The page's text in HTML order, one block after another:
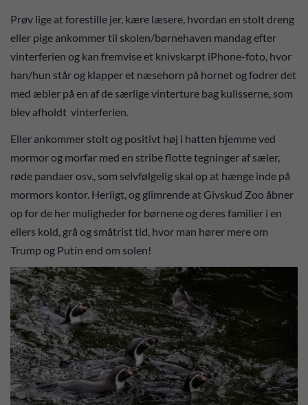
Prøv lige at forestille jer, kære læsere, hvordan en stolt dreng
eller pige ankommer til skolen/børnehaven mandag efter
vinterferien og kan fremvise et knivskarpt iPhone-foto, hvor
han/hun står og klapper et næsehorn på hornet og fodrer det
med æbler på en af de særlige vinterture bag kulisserne, som
blev afholdt vinterferien.
Eller ankommer stolt og positivt høj i hatten hjemme ved
mormor og morfar med en stribe flotte tegninger af sæler,
røde pandaer osv., som selvfølgelig skal op at hænge inde på
mormors kontor. Herligt, og glimrende at Givskud Zoo åbner
op for de her muligheder for børnene og deres familier i en
ellers kold, grå og småtrist tid, hvor man hører mere om
Trump og Putin end om solen!